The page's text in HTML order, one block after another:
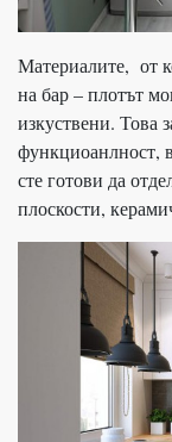
Материалите, от
на бар – плотът
изкуствени. Това
функциоанлност,
сте готови да
плоскости,